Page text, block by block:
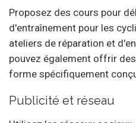
Proposez des cours pour
d'entraînement pour les
ateliers de réparation et
pouvez également offrir
forme spécifiquement
Publicité et réseau